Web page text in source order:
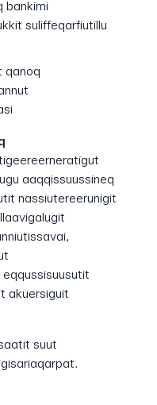
bankimi
suliffeqarfiutillu
qanoq
aaqqissuussineq
nassiutereerunigit
akuersiguit
suut